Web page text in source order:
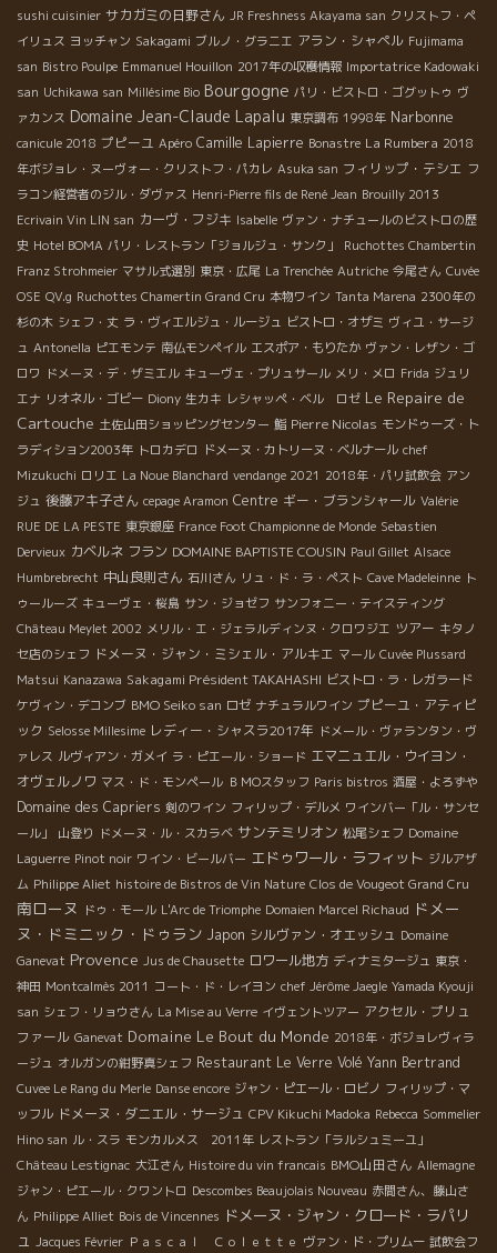
sushi cuisinier サカガミの日野さん JR Freshness Akayama san クリストフ・ペ
イリュス ヨッチャン Sakagami ブルノ・グラニエ アラン・シャペル Fujimama
san Bistro Poulpe Emmanuel Houillon 2017年の収穫情報 Importatrice Kadowaki
san Uchikawa san Millésime Bio Bourgogne パリ・ビストロ・ゴグットゥ ヴ
ァカンス Domaine Jean-Claude Lapalu 東京調布 1998年 Narbonne
canicule 2018 プピーユ Apéro Camille Lapierre Bonastre La Rumbera 2018
年ボジョレ・ヌーヴォー・クリストフ・パカレ Asuka san フィリップ・テシエ フ
ラコン経営者のジル・ダヴァス Henri-Pierre fils de René Jean Brouilly 2013
Ecrivain Vin LIN san カーヴ・フジキ Isabelle ヴァン・ナチュールのビストロの歴
史 Hotel BOMA パリ・レストラン「ジョルジュ・サンク」
Ruchottes Chambertin
Franz Strohmeier マサル式選別 東京・広尾 La Trenchée Autriche 今尾さん Cuvée
OSE QV.g Ruchottes Chamertin Grand Cru 本物ワイン Tanta Marena 2300年の
杉の木 シェフ・丈 ラ・ヴィエルジュ・ルージュ ビストロ・オザミ ヴィユ・サージ
ュ Antonella ピエモンテ 南仏モンペイル エスポア・もりたか ヴァン・レザン・ゴ
ロワ ドメーヌ・デ・ザミエル キューヴェ・プリュサール メリ・メロ Frida ジュリ
エナ リオネル・ゴビー Diony 生カキ レシャッペ・ベル ロゼ Le Repaire de
Cartouche 土佐山田ショッピングセンター 鮨 Pierre Nicolas モンドゥーズ・ト
ラディション2003年 トロカデロ ドメーヌ・カトリーヌ・ベルナール chef
Mizukuchi ロリエ La Noue Blanchard vendange 2021 2018年・パリ試飲会 アン
ジュ 後藤アキ子さん cepage Aramon Centre ギー・ブランシャール Valérie
RUE DE LA PESTE 東京銀座 France Foot Championne de Monde Sebastien
Dervieux カベルネ フラン DOMAINE BAPTISTE COUSIN Paul Gillet Alsace
Humbrebrecht 中山良則さん 石川さん リュ・ド・ラ・ペスト Cave Madeleinne ト
ゥールーズ キューヴェ・桜島 サン・ジョゼフ サンフォニー・テイスティング
Château Meylet 2002 メリル・エ・ジェラルディンヌ・クロワジエ ツアー キタノ
セ店のシェフ ドメーヌ・ジャン・ミシェル・アルキエ マール Cuvée Plussard
Matsui Kanazawa Sakagami Président TAKAHASHI ビストロ・ラ・レガラード
ケヴィン・デコンブ BMO Seiko san ロゼ ナチュラルワイン プピーユ・アティピ
ック Selosse Millesime レディー・シャスラ2017年 ドメール・ヴァランタン・ヴ
ァレス ルヴィアン・ガメイ ラ・ピエール・ショード エマニュエル・ウイヨン・
オヴェルノワ マス・ド・モンペール ＢＭОスタッフ Paris bistros 酒屋・よろずや
Domaine des Capriers 剣のワイン フィリップ・デルメ ワインバー「ル・サンセ
ール」
山登り ドメーヌ・ル・スカラベ サンテミリオン 松尾シェフ Domaine
Laguerre Pinot noir ワイン・ビールバー エドゥワール・ラフィット ジルアザ
ム Philippe Aliet histoire de Bistros de Vin Nature Clos de Vougeot Grand Cru
南ローヌ ドゥ・モール L'Arc de Triomphe Domaien Marcel Richaud ドメー
ヌ・ドミニック・ドゥラン Japon シルヴァン・オエッシュ Domaine
Ganevat Provence Jus de Chausette ロワール地方 ディナミタージュ 東京・
神田 Montcalmès 2011 コート・ド・レイヨン chef Jérôme Jaegle Yamada Kyouji
san シェフ・リョウさん La Mise au Verre イヴェントツアー アクセル・プリュ
ファール Ganevat Domaine Le Bout du Monde 2018年・ボジョレヴィラ
ージュ オルガンの紺野真シェフ Restaurant Le Verre Volé Yann Bertrand
Cuvee Le Rang du Merle Danse encore ジャン・ピエール・ロビノ フィリップ・マ
ッフル ドメーヌ・ダニエル・サージュ CPV Kikuchi Madoka Rebecca Sommelier
Hino san ル・スラ モンカルメス 2011年 レストラン「ラルシュミーユ」
Château Lestignac 大江さん Histoire du vin francais BMO山田さん Allemagne
ジャン・ピエール・クワントロ Descombes Beaujolais Nouveau 赤間さん、藤山さ
ん Philippe Alliet Bois de Vincennes ドメーヌ・ジャン・クロード・ラパリ
ュ Jacques Février Ｐａｓｃａｌ Ｃｏｌｅｔｔｅ ヴァン・ド・プリムー 試飲会フ